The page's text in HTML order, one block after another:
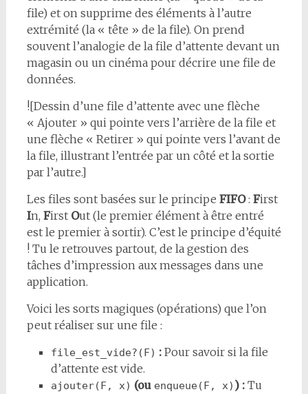
file) et on supprime des éléments à l’autre
extrémité (la « tête » de la file). On prend
souvent l’analogie de la file d’attente devant un
magasin ou un cinéma pour décrire une file de
données.
![Dessin d’une file d’attente avec une flèche
« Ajouter » qui pointe vers l’arrière de la file et
une flèche « Retirer » qui pointe vers l’avant de
la file, illustrant l’entrée par un côté et la sortie
par l’autre.]
Les files sont basées sur le principe FIFO: First
In, First Out (le premier élément à être entré
est le premier à sortir). C’est le principe d’équité
! Tu le retrouves partout, de la gestion des
tâches d’impression aux messages dans une
application.
Voici les sorts magiques (opérations) que l’on
peut réaliser sur une file :
file_est_vide?(F) :Pour savoir si la file
d’attente est vide.
ajouter(F, x) (ou enqueue(F, x) ) :Tu